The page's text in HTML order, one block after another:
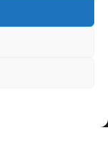
WordPress et le